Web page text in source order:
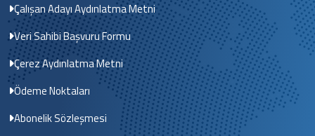
Çalışan Adayı Aydınlatma Metni
Veri Sahibi Başvuru Formu
Çerez Aydınlatma Metni
Ödeme Noktaları
Abonelik Sözleşmesi